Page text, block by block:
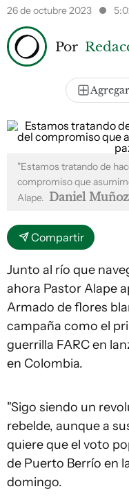
26 de octubre 2023
Por
"Estamos tratando de
compromiso que
Alape. Daniel
Compartir
Junto al río que
ahora Pastor Alape
Armado de flores
campaña como el
guerrilla FARC en
en Colombia.
"Sigo siendo un
rebelde, aunque a
quiere que el voto
de Puerto Berrío en
domingo.